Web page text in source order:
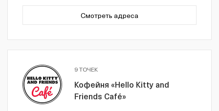
Смотреть адреса
9 ТОЧЕК
Кофейня «Hello Kitty and
Friends Café»